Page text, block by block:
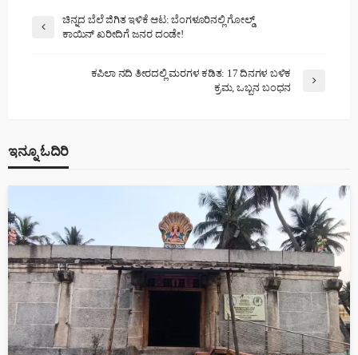
ಚಿನ್ನದ ಬೆಲೆ ಜಿಗಿತ ಇಳಿಕೆ ಆಟ: ಬೆಂಗಳೂರಿನಲ್ಲಿ ಗೋಲ್ಡ್
ಕಾಯಿನ್ ಖರೀದಿಗೆ ಜನರ ದಂಡೇ!
ಕಪಿಲಾ ನದಿ ತೀರದಲ್ಲಿ ಮರಗಳ ಕಡಿತ: 17 ದಿನಗಳ ಬಳಿಕ
ಕ್ರಮ, ಒಬ್ಬನ ಬಂಧನ
ಇನ್ನೂ ಓದಿರಿ